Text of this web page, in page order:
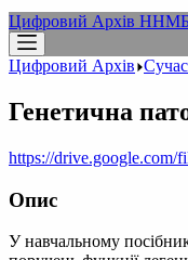
Цифровий Архів
Цифровий Архів
Генетична
https://
Опис
У навчальному